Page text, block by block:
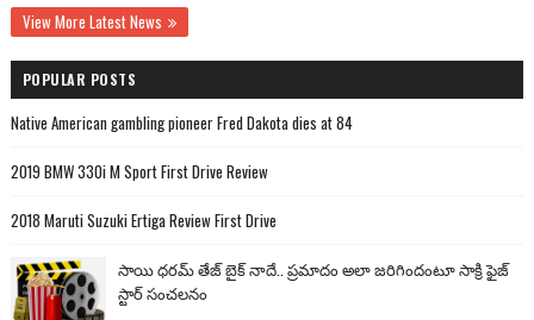
View More Latest News
POPULAR POSTS
Native American gambling pioneer Fred Dakota dies at 84
2019 BMW 330i M Sport First Drive Review
2018 Maruti Suzuki Ertiga Review First Drive
సాయి ధరమ్ తేజ్ బైక్ నాదే.. ప్రమాదం అలా జరిగిందంటూ సాక్రి ఫైజ్
స్టార్ సంచలనం